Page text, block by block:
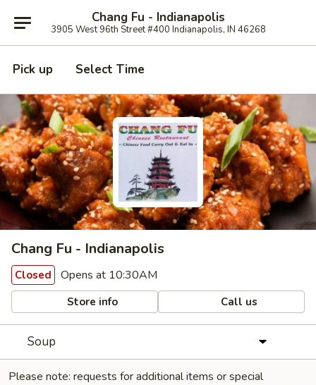
Chang Fu - Indianapolis
3905 West 96th Street #400 Indianapolis, IN 46268
Pick up Select Time
Chang Fu - Indianapolis
Closed Opens at 10:30AM
Store info Call us
Soup
Please note: requests for additional items or special